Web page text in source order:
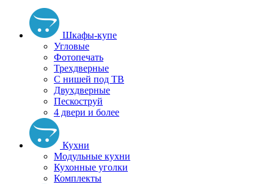
Шкафы-купе
Угловые
Фотопечать
Трехдверные
С нишей под ТВ
Двухдверные
Пескоструй
4 двери и более
Кухни
Модульные кухни
Кухонные уголки
Комплекты